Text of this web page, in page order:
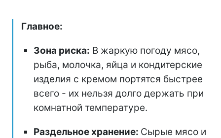
Главное:
Зона риска: В жаркую погоду мясо,
рыба, молочка, яйца и кондитерские
изделия с кремом портятся быстрее
всего - их нельзя долго держать при
комнатной температуре.
Раздельное хранение: Сырые мясо и